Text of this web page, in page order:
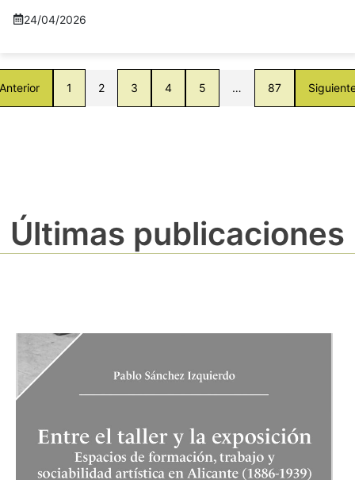
24/04/2026
1 2 3 4 5 … 87
Últimas publicaciones